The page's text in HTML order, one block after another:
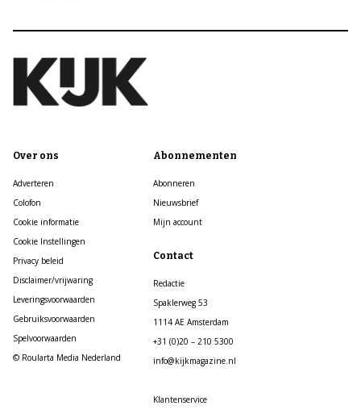
Over ons
Adverteren
Colofon
Cookie informatie
Cookie Instellingen
Privacy beleid
Disclaimer/vrijwaring
Leveringsvoorwaarden
Gebruiksvoorwaarden
Spelvoorwaarden
© Roularta Media Nederland
Abonnementen
Abonneren
Nieuwsbrief
Mijn account
Contact
Redactie
Spaklerweg 53
1114 AE Amsterdam
+31 (0)20 – 210 5300
info@kijkmagazine.nl
Klantenservice